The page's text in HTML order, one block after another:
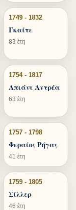
1749 - 1832
Γκαίτε
83 έτη
1754 - 1817
Απιάνι Αντρέα
63 έτη
1757 - 1798
Φεραίος Ρήγας
41 έτη
1759 - 1805
Σίλλερ
46 έτη